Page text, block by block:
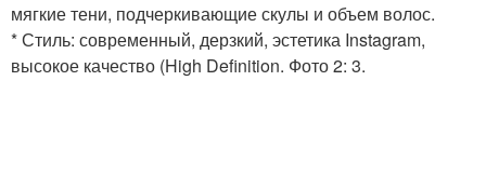
мягкие тени, подчеркивающие скулы и объем волос.
* Стиль: современный, дерзкий, эстетика Instagram,
высокое качество (High Definition. Фото 2: 3.